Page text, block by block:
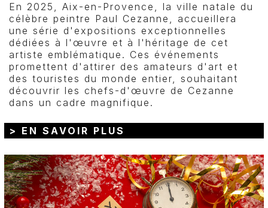
En 2025, Aix-en-Provence, la ville natale du
célèbre peintre Paul Cezanne, accueillera
une série d'expositions exceptionnelles
dédiées à l'œuvre et à l'héritage de cet
artiste emblématique. Ces événements
promettent d'attirer des amateurs d'art et
des touristes du monde entier, souhaitant
découvrir les chefs-d'œuvre de Cezanne
dans un cadre magnifique.
> EN SAVOIR PLUS